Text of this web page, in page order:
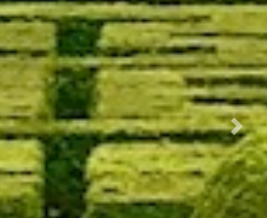
Succ.